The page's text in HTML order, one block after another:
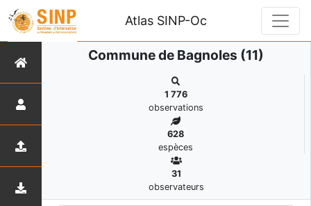
Atlas SINP-Oc
Commune de Bagnoles (11)
1 776
observations
628
espèces
31
observateurs